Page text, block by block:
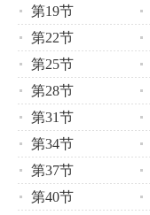
第19节
第22节
第25节
第28节
第31节
第34节
第37节
第40节